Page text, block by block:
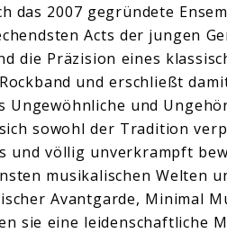
das 2007 gegründete
Acts der jungen
die Präzision eines
und erschließt
Ungewöhnliche und
sowohl der Tradition
und völlig unverkrampft
musikalischen Welten
Avantgarde, Minimal
sie eine leidenschaftliche